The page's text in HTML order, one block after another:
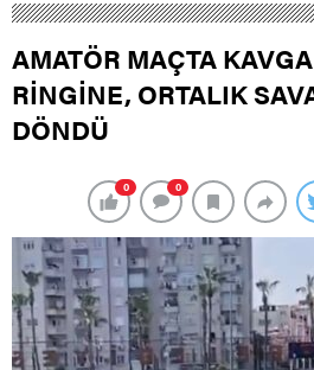
AMATÖR MAÇTA
RİNGİNE, ORTALIK
DÖNDÜ
0 0